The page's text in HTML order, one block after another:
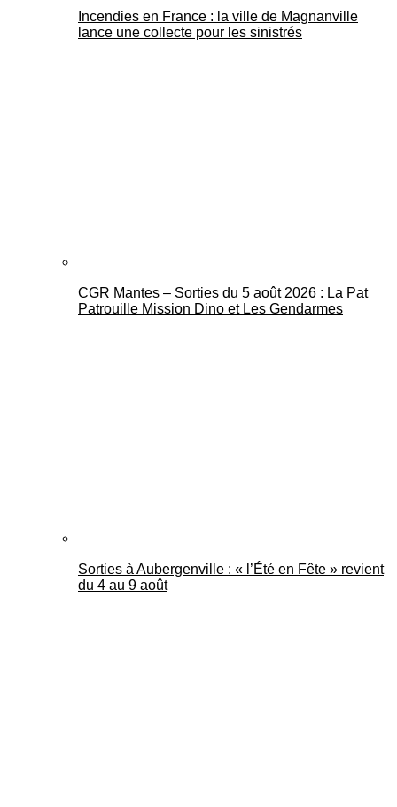
Incendies en France : la ville de Magnanville
lance une collecte pour les sinistrés
CGR Mantes – Sorties du 5 août 2026 : La Pat
Patrouille Mission Dino et Les Gendarmes
Sorties à Aubergenville : « l’Été en Fête » revient
du 4 au 9 août